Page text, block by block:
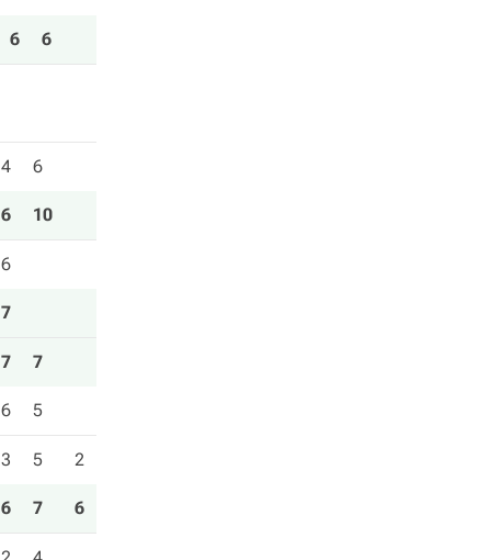
6 6
4 6
6 10
6
7
7 7
6 5
3 5 2
6 7 6